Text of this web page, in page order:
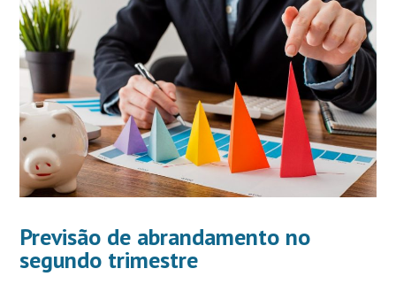
Previsão de abrandamento no
segundo trimestre